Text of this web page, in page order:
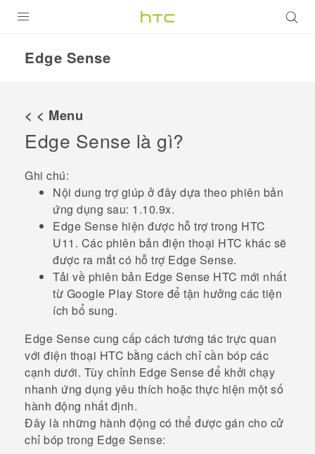
ỨNG DỤNG
HỖ TRỢ
Edge Sense
< < Menu
Edge Sense là gì?
Ghi chú:
Nội dung trợ giúp ở đây dựa theo phiên bản
ứng dụng sau: 1.10.9x.
Edge Sense hiện được hỗ trợ trong HTC
U11. Các phiên bản điện thoại HTC khác sẽ
được ra mắt có hỗ trợ Edge Sense.
Tải về phiên bản Edge Sense HTC mới nhất
từ Google Play Store để tận hưởng các tiện
ích bổ sung.
Edge Sense cung cấp cách tương tác trực quan
với điện thoại HTC bằng cách chỉ cần bóp các
cạnh dưới. Tùy chỉnh Edge Sense để khởi chạy
nhanh ứng dụng yêu thích hoặc thực hiện một số
hành động nhất định.
Đây là những hành động có thể được gán cho cử
chỉ bóp trong Edge Sense: